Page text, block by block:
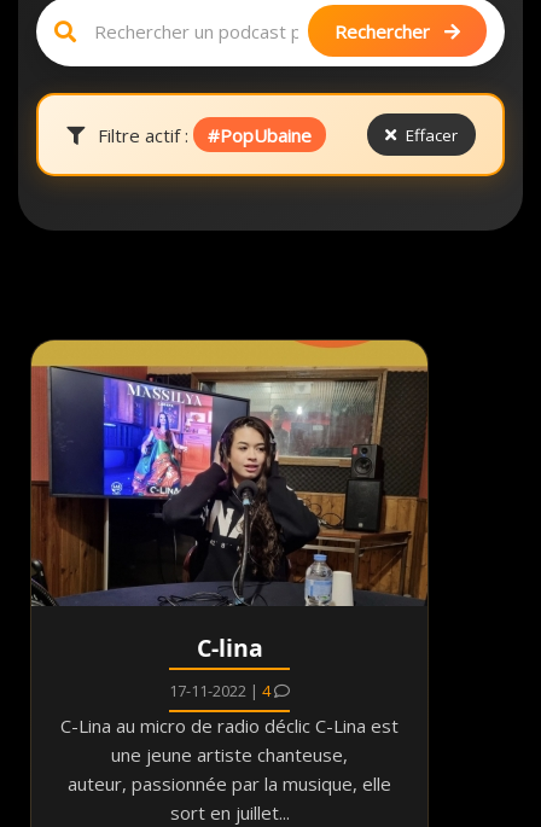
Rechercher
Filtre actif : #PopUbaine Effacer
C-lina
17-11-2022 | 4
C-Lina au micro de radio déclic C-Lina est
une jeune artiste chanteuse,
auteur, passionnée par la musique, elle
sort en juillet...